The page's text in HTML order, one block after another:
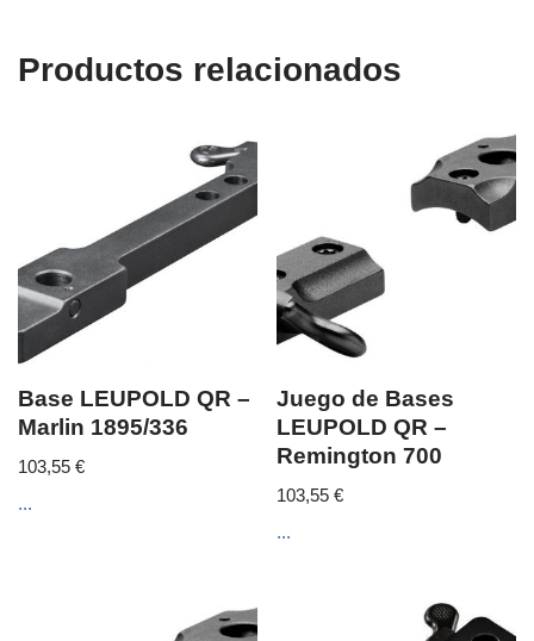
Productos relacionados
Base LEUPOLD QR –
Marlin 1895/336
103,55 €
...
Juego de Bases
LEUPOLD QR –
Remington 700
103,55€
...